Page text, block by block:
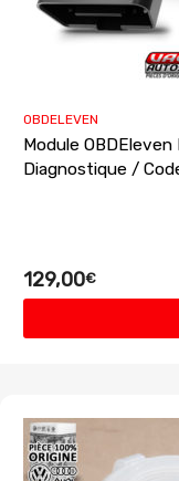
OBDELEVEN
Module
Diagnostique /
129,00€